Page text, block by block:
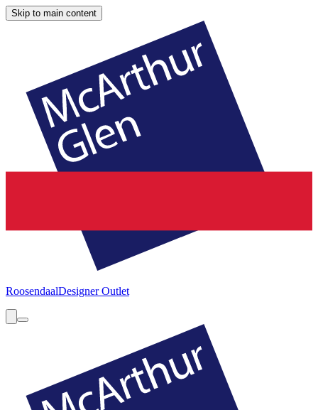
Skip to main content
RoosendaalDesigner Outlet